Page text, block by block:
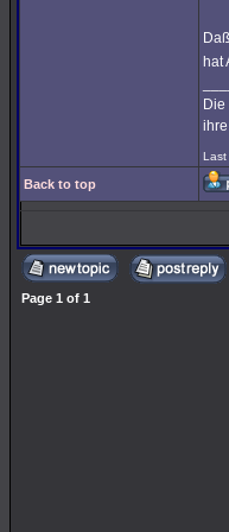
hat
Last
Back to top
Page 1 of 1